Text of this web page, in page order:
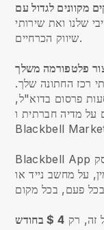
שלנו ואת שירותי
שיווק הכרחיים.
פלטפורמה משלך
רכז החתונה שלך.
פרסום בדוא"ל,
על מדיה חברתית ו-
Blackbell
Blackbell App יש את כל מה שאתה צריך לעשות את העסק
על מחשב נייד או
זה, רק 4 $ בחודש